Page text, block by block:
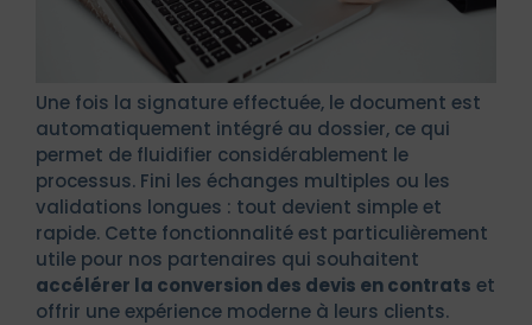
Une fois la signature effectuée, le document est
automatiquement intégré au dossier, ce qui
permet de fluidifier considérablement le
processus. Fini les échanges multiples ou les
validations longues : tout devient simple et
rapide. Cette fonctionnalité est particulièrement
utile pour nos partenaires qui souhaitent
accélérer la conversion des devis en contrats et
offrir une expérience moderne à leurs clients.